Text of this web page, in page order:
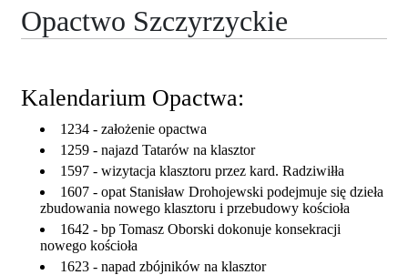
Opactwo Szczyrzyckie
Kalendarium Opactwa:
1234 - założenie opactwa
1259 - najazd Tatarów na klasztor
1597 - wizytacja klasztoru przez kard. Radziwiłła
1607 - opat Stanisław Drohojewski podejmuje się dzieła
zbudowania nowego klasztoru i przebudowy kościoła
1642 - bp Tomasz Oborski dokonuje konsekracji
nowego kościoła
1623 - napad zbójników na klasztor